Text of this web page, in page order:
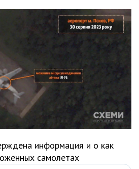
информация и о как
самолетах